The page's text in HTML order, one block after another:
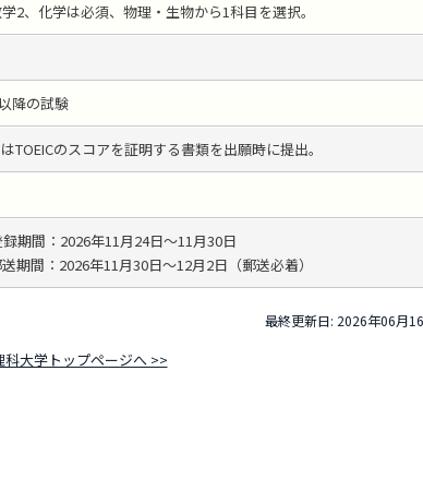
2、化学は必須、物理・生物から1科目を選択。
降の試験
TOEICのスコアを証明する書類を出願時に提出。
期間：2026年11月24日～11月30日
期間：2026年11月30日～12月2日（郵送必着）
最終更新日: 2026年06月
科大学トップページへ >>